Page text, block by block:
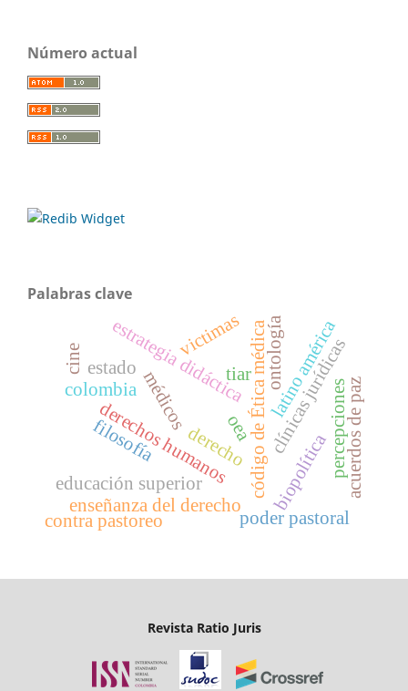
Número actual
Palabras clave
derechos humanos
médicos código de Ética médica
colombia
educación superior
estrategia didáctica clínicas jurídicas
enseñanza del derecho
tiar
oea
poder pastoral
contra pastoreo
estado
biopolítica
filosofía
victimas
percepcionesacuerdos de paz
cine
derecho
latino américa
ontología
Revista Ratio Juris